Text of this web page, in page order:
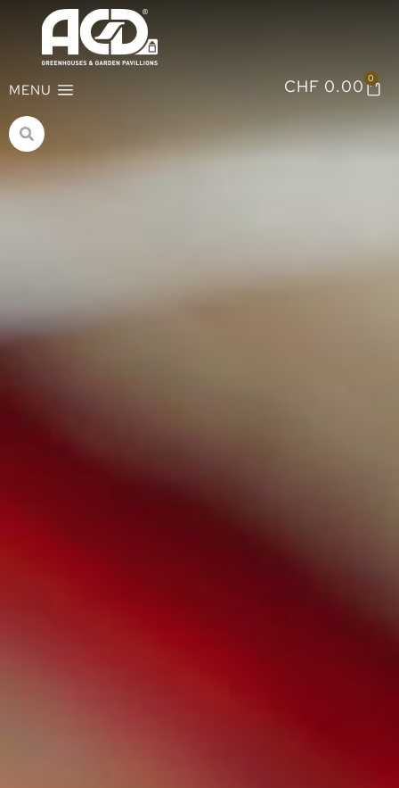
MENU CHF 0.00 0